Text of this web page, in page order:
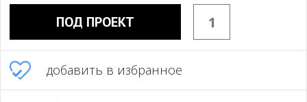
ПОД ПРОЕКТ
добавить в избранное